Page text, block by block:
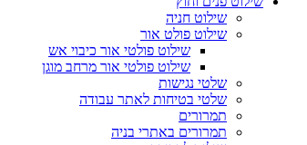
שילוט חניה
שילוט פולט אור
שילוט פולטי אור כיבוי אש
שילוט פולטי אור מרחב מוגן
שלטי נגישות
שלטי בטיחות לאתר עבודה
תמרורים
תמרורים באתרי בניה